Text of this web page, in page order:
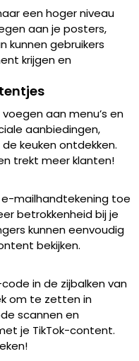
een hoger niveau
aan je posters,
kunnen gebruikers
krijgen en
aan menu’s en
aanbiedingen,
keuken ontdekken.
trekt meer klanten!
e-mailhandtekening toe
betrokkenheid bij je
kunnen eenvoudig
bekijken.
in de zijbalken van
om te zetten in
scannen en
je TikTok-content.